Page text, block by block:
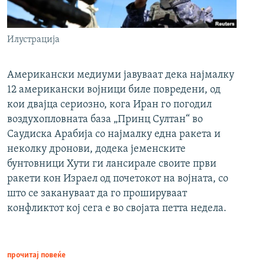
Илустрација
Американски медиуми јавуваат дека најмалку
12 американски војници биле повредени, од
кои двајца сериозно, кога Иран го погодил
воздухопловната база „Принц Султан“ во
Саудиска Арабија со најмалку една ракета и
неколку дронови, додека јеменските
бунтовници Хути ги лансирале своите први
ракети кон Израел од почетокот на војната, со
што се закануваат да го прошируваат
конфликтот кој сега е во својата петта недела.
прочитај повеќе